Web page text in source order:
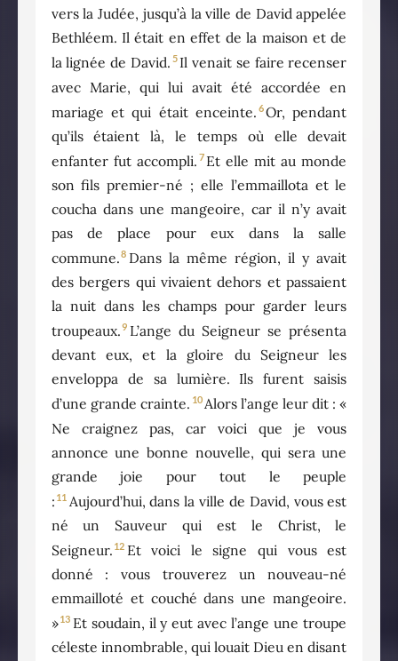
vers la Judée, jusqu’à la ville de David appelée
Bethléem. Il était en effet de la maison et de
la lignée de David. 5 Il venait se faire recenser
avec Marie, qui lui avait été accordée en
mariage et qui était enceinte. 6Or, pendant
qu’ils étaient là, le temps où elle devait
enfanter fut accompli. 7 Et elle mit au monde
son fils premier-né ; elle l’emmaillota et le
coucha dans une mangeoire, car il n’y avait
pas de place pour eux dans la salle
commune.8 Dans la même région, il y avait
des bergers qui vivaient dehors et passaient
la nuit dans les champs pour garder leurs
troupeaux.9 L’ange du Seigneur se présenta
devant eux, et la gloire du Seigneur les
enveloppa de sa lumière. Ils furent saisis
d’une grande crainte. 10Alors l’ange leur dit : «
Ne craignez pas, car voici que je vous
annonce une bonne nouvelle, qui sera une
grande joie pour tout le peuple
: 11 Aujourd’hui, dans la ville de David, vous est
né un Sauveur qui est le Christ, le
Seigneur. 12 Et voici le signe qui vous est
donné : vous trouverez un nouveau-né
emmailloté et couché dans une mangeoire.
»13 Et soudain, il y eut avec l’ange une troupe
céleste innombrable, qui louait Dieu en disant